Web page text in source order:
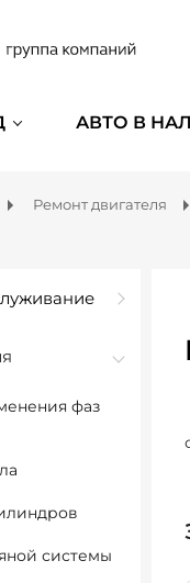
АВТО В
Ремонт двигателя
фаз
системы